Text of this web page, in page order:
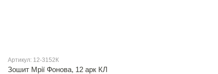
Артикул: 12-3152К
Зошит Мрiї Фонова, 12 арк КЛ